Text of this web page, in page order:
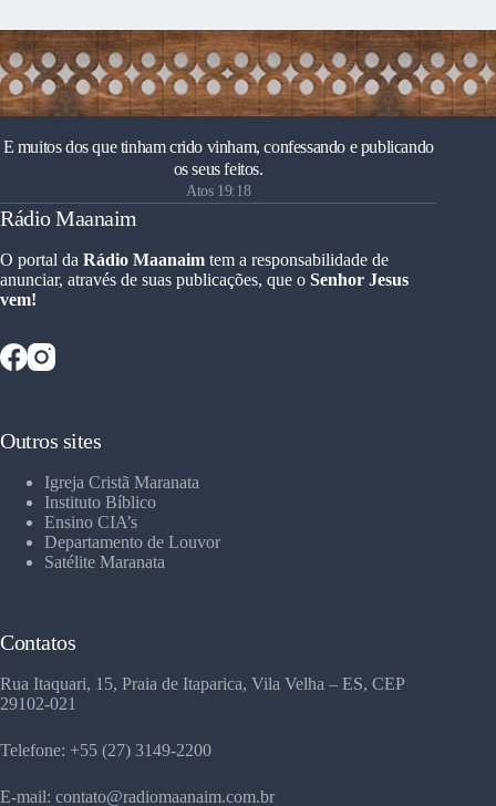
E muitos dos que tinham crido vinham, confessando e publicando
os seus feitos.
Atos 19:18
Rádio Maanaim
O portal da Rádio Maanaim tem a responsabilidade de
anunciar, através de suas publicações, que o Senhor Jesus
vem!
Outros sites
Igreja Cristã Maranata
Instituto Bíblico
Ensino CIA’s
Departamento de Louvor
Satélite Maranata
Contatos
Rua Itaquari, 15, Praia de Itaparica, Vila Velha – ES, CEP
29102-021
Telefone: +55 (27) 3149-2200
E-mail: contato@radiomaanaim.com.br